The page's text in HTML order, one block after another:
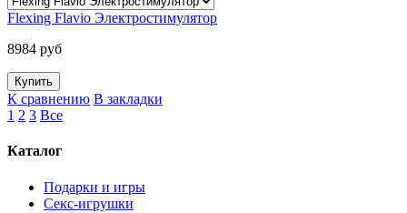
Flexing Flavio Электростимулятор
8984 руб
К сравнению В закладки
1 2 3 Все
Каталог
Подарки и игры
Секс-игрушки